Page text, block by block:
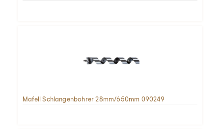
Mafell Schlangenbohrer 28mm/650mm 090249